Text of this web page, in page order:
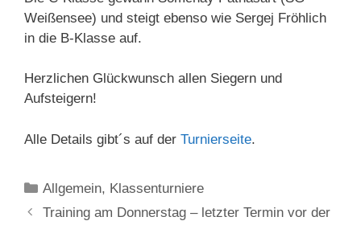
Weißensee) und steigt ebenso wie Sergej Fröhlich
in die B-Klasse auf.
Herzlichen Glückwunsch allen Siegern und
Aufsteigern!
Alle Details gibt´s auf der Turnierseite.
Kategorien
Allgemein, Klassenturniere
Training am Donnerstag – letzter Termin vor der